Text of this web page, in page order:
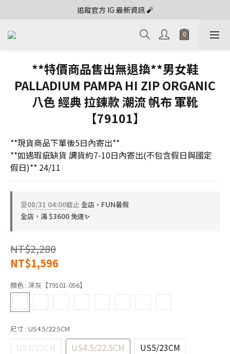
追蹤官方 IG 最新資訊 🧨
**特價商品售出無退換**男女鞋
PALLADIUM PAMPA HI ZIP ORGANIC
八色 經典 拉鍊款 潮流 帆布 軍靴
【79101】
**現貨商品下單後5日內寄出**
**如遇瑕疵缺貨 調貨約7-10日內寄出(不包含假日與國定
假日)** 24/11
至08/31 04:00截止全店，FUN暑假
全店，滿 $3600 免運✨
NT$2,280
NT$1,596
顏色 : 深灰【79101-056】
尺寸 : US4.5/22.5CM
US4/22CM US4.5/22.5CM
US5/23CM